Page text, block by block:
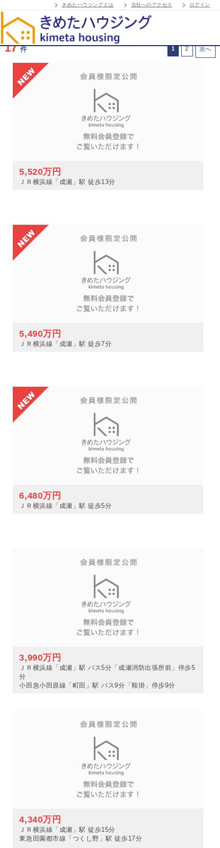
きめたハウジングとは 当社へのアクセス ログイン
17 件 1 2 次へ
5,520万円
ＪＲ横浜線「成瀬」駅 徒歩13分
5,490万円
ＪＲ横浜線「成瀬」駅 徒歩7分
6,480万円
ＪＲ横浜線「成瀬」駅 徒歩5分
3,990万円
ＪＲ横浜線「成瀬」駅 バス5分「成瀬消防出張所前」停歩5
分
小田急小田原線「町田」駅 バス9分「鞍掛」停歩9分
4,340万円
ＪＲ横浜線「成瀬」駅 徒歩15分
東急田園都市線「つくし野」駅 徒歩17分